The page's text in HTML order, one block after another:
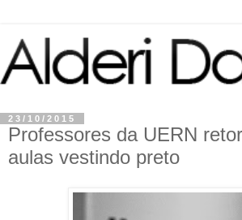
23/10/2015
Professores da UERN
aulas vestindo preto